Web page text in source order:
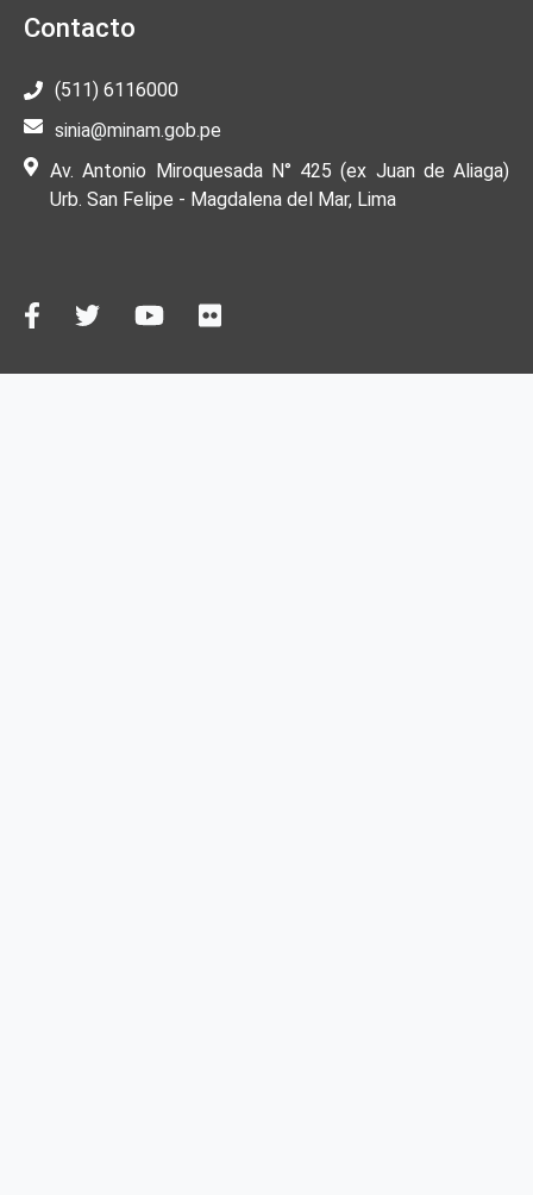
Contacto
(511) 6116000
sinia@minam.gob.pe
Av. Antonio Miroquesada N° 425 (ex Juan de Aliaga)
Urb. San Felipe - Magdalena del Mar, Lima